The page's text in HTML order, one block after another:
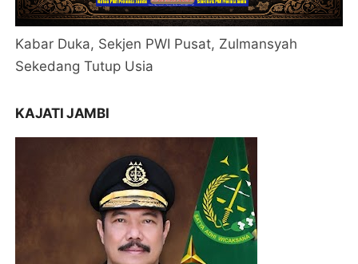
Kabar Duka, Sekjen PWI Pusat, Zulmansyah
Sekedang Tutup Usia
KAJATI JAMBI